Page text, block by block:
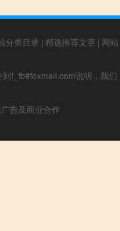
分类目录 | 精选推荐文章 | 网站
f_fb#foxmail.com说明，我们
告及商业合作